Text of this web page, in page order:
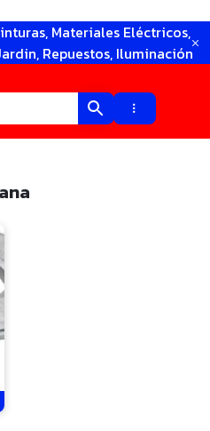
Materiales Eléctricos,
Repuestos, Iluminación